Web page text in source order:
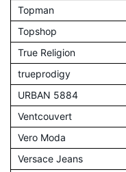
Topman
Topshop
True Religion
trueprodigy
URBAN 5884
Ventcouvert
Vero Moda
Versace Jeans